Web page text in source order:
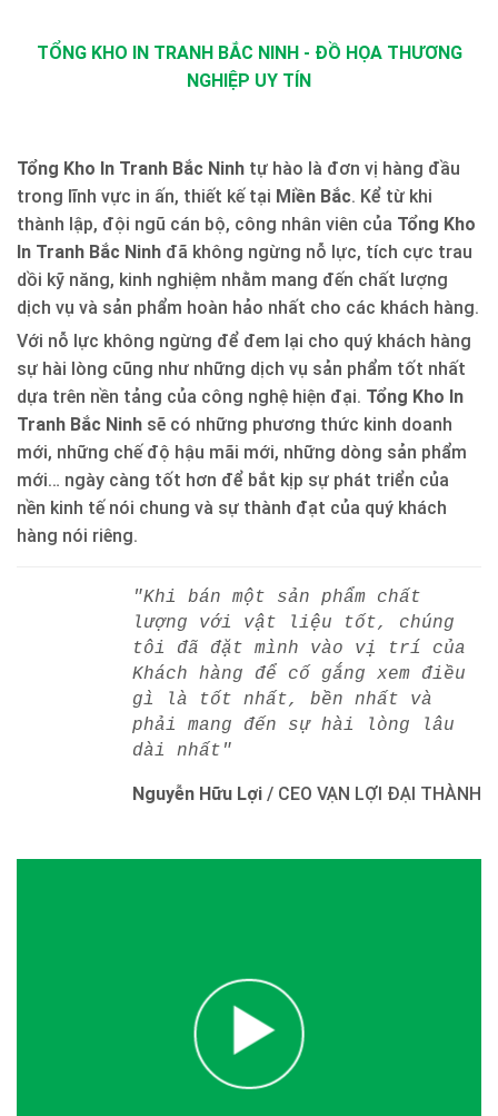
TỔNG KHO IN TRANH BẮC NINH - ĐỒ HỌA THƯƠNG
NGHIỆP UY TÍN
Tổng Kho In Tranh Bắc Ninh tự hào là đơn vị hàng đầu
trong lĩnh vực in ấn, thiết kế tại Miền Bắc. Kể từ khi
thành lập, đội ngũ cán bộ, công nhân viên của Tổng Kho
In Tranh Bắc Ninh đã không ngừng nỗ lực, tích cực trau
dồi kỹ năng, kinh nghiệm nhằm mang đến chất lượng
dịch vụ và sản phẩm hoàn hảo nhất cho các khách hàng.
Với nỗ lực không ngừng để đem lại cho quý khách hàng
sự hài lòng cũng như những dịch vụ sản phẩm tốt nhất
dựa trên nền tảng của công nghệ hiện đại. Tổng Kho In
Tranh Bắc Ninh sẽ có những phương thức kinh doanh
mới, những chế độ hậu mãi mới, những dòng sản phẩm
mới… ngày càng tốt hơn để bắt kịp sự phát triển của
nền kinh tế nói chung và sự thành đạt của quý khách
hàng nói riêng.
"Khi bán một sản phẩm chất
lượng với vật liệu tốt, chúng
tôi đã đặt mình vào vị trí của
Khách hàng để cố gắng xem điều
gì là tốt nhất, bền nhất và
phải mang đến sự hài lòng lâu
dài nhất"
Nguyễn Hữu Lợi / CEO VẠN LỢI ĐẠI THÀNH